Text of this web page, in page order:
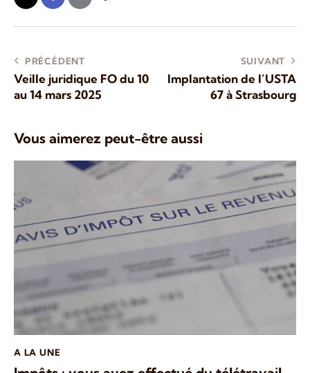
PRÉCÉDENT
Veille juridique FO du 10
au 14 mars 2025
SUIVANT
Implantation de l’USTA
67 à Strasbourg
Vous aimerez peut-être aussi
A LA UNE